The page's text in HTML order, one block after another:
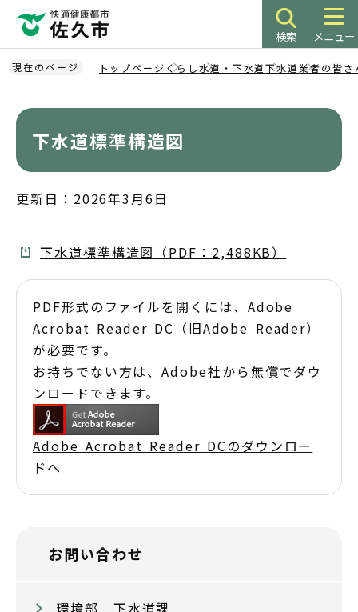
ペ
ー
ジ
検索 メニュー
現在のページ トップページ くらし水道・下水道下水道業者の皆さ
下水道標準構造図
更新日：2026年3月6日
下水道標準構造図（PDF：2,488KB）
PDF形式のファイルを開くには、Adobe
Acrobat Reader DC（旧Adobe Reader）
が必要です。
お持ちでない方は、Adobe社から無償でダウ
ンロードできます。
Adobe Acrobat Reader DCのダウンロー
ドへ
お問い合わせ
環境部 下水道課